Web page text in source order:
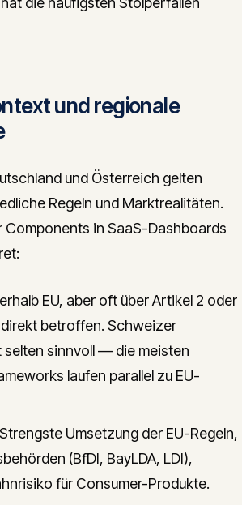
und regionale
und Österreich gelten
Regeln und Marktrealitäten.
Components in SaaS-Dashboards
EU, aber oft über Artikel 2 oder
betroffen. Schweizer
selten sinnvoll — die meisten
laufen parallel zu EU-
Umsetzung der EU-Regeln,
(BfDI, BayLDA, LDI),
für Consumer-Produkte.